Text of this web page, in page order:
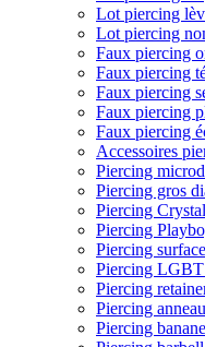
Lot piercing
Lot piercing
Faux piercing
Faux piercing
Faux piercing
Faux piercing
Faux piercing
Accessoires
Piercing
Piercing gros
Piercing
Piercing
Piercing surface
Piercing
Piercing
Piercing anneau
Piercing banane